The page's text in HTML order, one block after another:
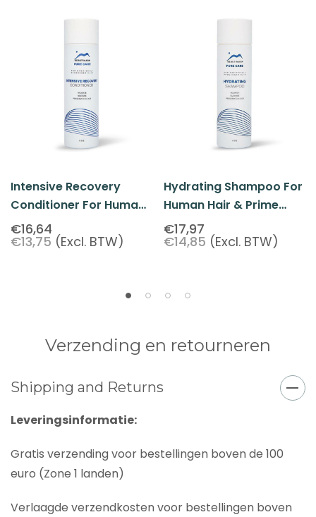
Intensive Recovery
Conditioner For Human
Hair & Prime Blends 8oz.
- Pure Care By
€16,64
€13,75 (Excl. BTW)
Hydrating Shampoo For
Human Hair & Prime
Blends 236 Ml - Pure
Care By BeautiMark
€17,97
€14,85 (Excl. BTW)
Verzending en retourneren
Shipping and Returns
Leveringsinformatie:
Gratis verzending voor bestellingen boven de 100
euro (Zone 1 landen)
Verlaagde verzendkosten voor bestellingen boven